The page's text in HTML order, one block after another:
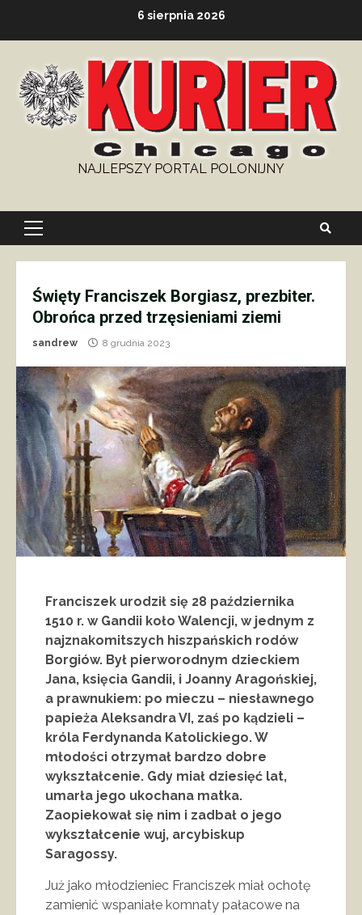
6 sierpnia 2026
NAJLEPSZY PORTAL POLONIJNY
Primary
Święty Franciszek Borgiasz, prezbiter.
Obrońca przed trzęsieniami ziemi
sandrew 8 grudnia 2023
Franciszek urodził się 28 października
1510 r. w Gandii koło Walencji, w jednym z
najznakomitszych hiszpańskich rodów
Borgiów. Był pierworodnym dzieckiem
Jana, księcia Gandii, i Joanny Aragońskiej,
a prawnukiem: po mieczu – niesławnego
papieża Aleksandra VI, zaś po kądzieli –
króla Ferdynanda Katolickiego. W
młodości otrzymał bardzo dobre
wykształcenie. Gdy miał dziesięć lat,
umarła jego ukochana matka.
Zaopiekował się nim i zadbał o jego
wykształcenie wuj, arcybiskup
Saragossy.
Już jako młodzieniec Franciszek miał ochotę
zamienić wspaniałe komnaty pałacowe na